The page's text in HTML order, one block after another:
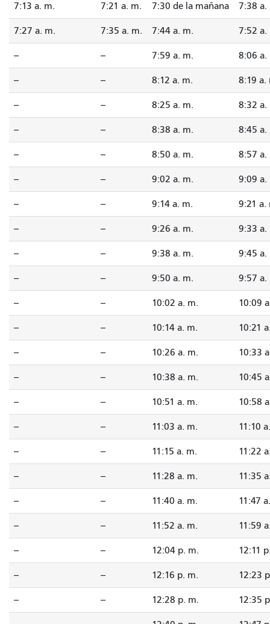
7:13 a. m. 7:21 a. m. 7:30 de la mañana 7:38 a.
7:27 a. m. 7:35 a. m. 7:44 a. m. 7:52 a.
-- -- 7:59 a. m. 8:06 a.
-- -- 8:12 a. m. 8:19 a.
-- -- 8:25 a. m. 8:32 a.
-- -- 8:38 a. m. 8:45 a.
-- -- 8:50 a. m. 8:57 a.
-- -- 9:02 a. m. 9:09 a.
-- -- 9:14 a. m. 9:21 a.
-- -- 9:26 a. m. 9:33 a.
-- -- 9:38 a. m. 9:45 a.
-- -- 9:50 a. m. 9:57 a.
-- -- 10:02 a. m. 10:09
-- -- 10:14 a. m. 10:21
-- -- 10:26 a. m. 10:33
-- -- 10:38 a. m. 10:45
-- -- 10:51 a. m. 10:58
-- -- 11:03 a. m. 11:10
-- -- 11:15 a. m. 11:22
-- -- 11:28 a. m. 11:35
-- -- 11:40 a. m. 11:47
-- -- 11:52 a. m. 11:59
-- -- 12:04 p. m. 12:11
-- -- 12:16 p. m. 12:23
-- -- 12:28 p. m. 12:35